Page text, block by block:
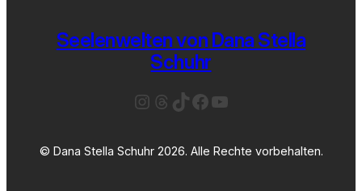
Seelenwelten von Dana Stella
Schuhr
Instagram
Threads
TikTok
Facebook
YouTube
© Dana Stella Schuhr 2026. Alle Rechte vorbehalten.